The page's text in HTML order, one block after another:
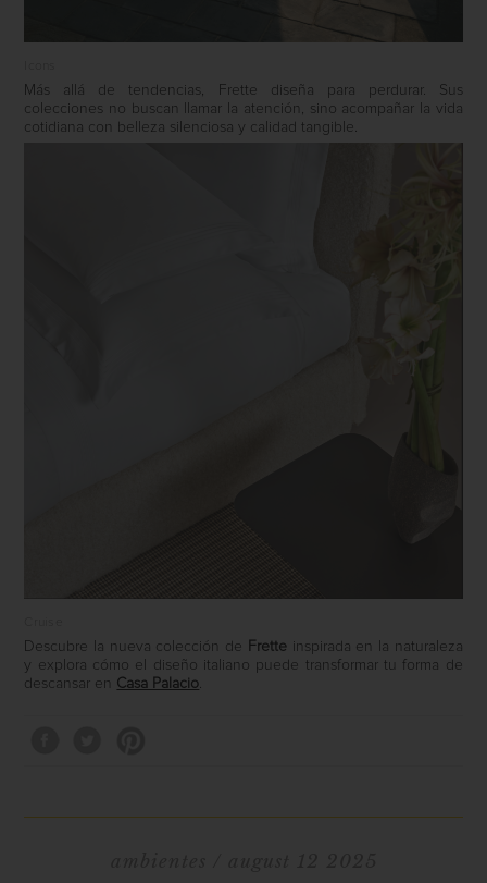
Más allá de tendencias, Frette diseña para perdurar. Sus
colecciones no buscan llamar la atención, sino acompañar la vida
cotidiana con belleza silenciosa y calidad tangible.
Descubre la nueva colección de Fretteinspirada en la naturaleza
y explora cómo el diseño italiano puede transformar tu forma de
descansar en Casa Palacio.